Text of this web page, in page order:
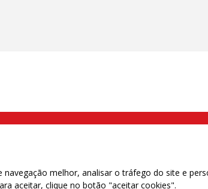
SP | Telefone (11) 2108 9200 - Fax (11) 2108 9310
melhor, analisar o tráfego do site e
aceitar, clique no botão "aceitar cookies".